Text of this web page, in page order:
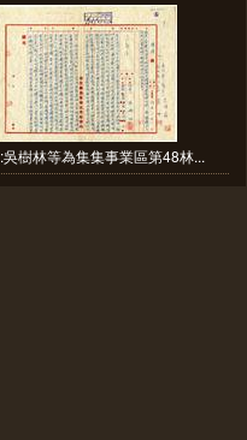
樹林等為集集事業區第48林...